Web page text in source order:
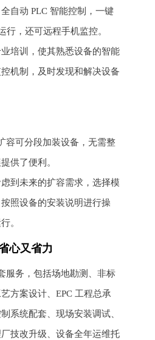
自动 PLC 智能控制，一键
行，还可远程手机监控。
培训，使其熟悉设备的智能
机制，及时发现和解决设备
容可分段加装设备，无需整
供了便利。
到未来的扩容需求，选择模
照设备的安装说明进行操
。
心又省力
服务，包括场地勘测、非标
方案设计、EPC 工程总承
系统配套、现场安装调试、
技改升级、设备全年运维托